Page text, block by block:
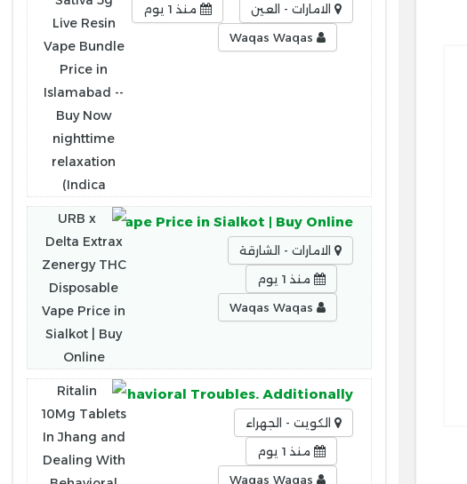
الامارات - العين
منذ 1 يوم
Disposable Vape Price in Sialkot | Buy Online
الامارات - الشارقة
منذ 1 يوم
Dealing With Behavioral Troubles. Additionally,
الكويت - الجهراء
منذ 1 يوم